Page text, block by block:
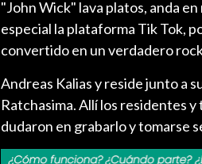
"John Wick" lava platos, anda
especial la plataforma Tik Tok,
convertido en un verdadero
Andreas Kalias y reside junto a
Ratchasima. Allí los residentes
dudaron en grabarlo y tomarse